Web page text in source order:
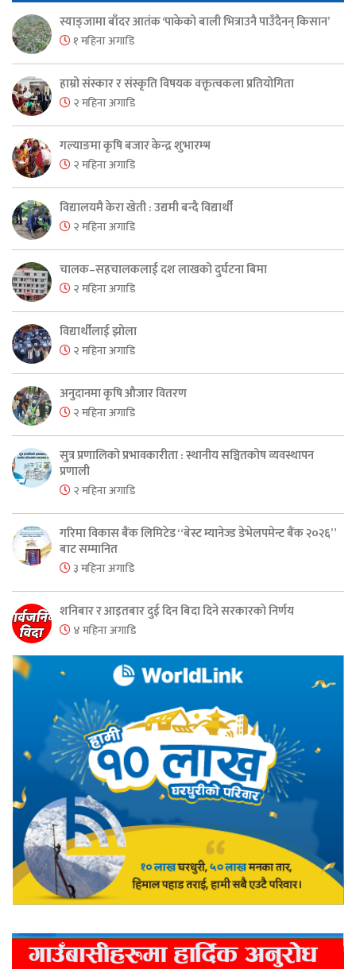
स्याङ्जामा बाँदर आतंक ‘पाकेको बाली भित्राउनै पाउँदैनन् किसान’
१ महिना अगाडि
हाम्रो संस्कार र संस्कृति विषयक वक्तृत्वकला प्रतियोगिता
२ महिना अगाडि
गल्याङमा कृषि बजार केन्द्र शुभारम्भ
२ महिना अगाडि
विद्यालयमै केरा खेती : उद्यमी बन्दै विद्यार्थी
२ महिना अगाडि
चालक–सहचालकलाई दश लाखको दुर्घटना बिमा
२ महिना अगाडि
विद्यार्थीलाई झोला
२ महिना अगाडि
अनुदानमा कृषि औजार वितरण
२ महिना अगाडि
सुत्र प्रणालिको प्रभावकारीता : स्थानीय सञ्चितकोष व्यवस्थापन
प्रणाली
२ महिना अगाडि
गरिमा विकास बैंक लिमिटेड “बेस्ट म्यानेज्ड डेभेलपमेन्ट बैंक २०२६”
बाट सम्मानित
३ महिना अगाडि
शनिबार र आइतबार दुई दिन बिदा दिने सरकारको निर्णय
४ महिना अगाडि